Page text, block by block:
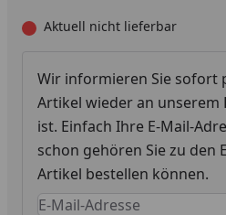
Aktuell nicht lieferbar
Wir informieren Sie sofort
Artikel wieder an unserem
ist. Einfach Ihre E-Mail-
schon gehören Sie zu den
Artikel bestellen können.
Keine Eingabe erforderlich
Eingabe erforderlich